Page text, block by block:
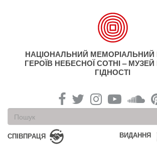
НАЦІОНАЛЬНИЙ
ГЕРОЇВ НЕБЕСНОЇ СОТНІ –
ГІДНОСТІ
Пошукова
форма
Пошук
СПІВПРАЦЯ
ВИДАННЯ